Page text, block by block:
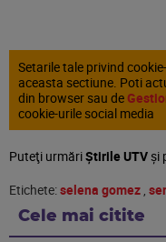
Setarile tale privind
aceasta sectiune. Poti
din browser sau de
cookie-urile social media
Puteţi urmăriȘtirile UTVşi
Etichete:selena gomez ,
Cele mai citite